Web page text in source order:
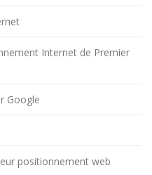
Internet de Premier
Google
positionnement web